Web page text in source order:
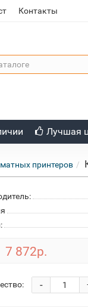
Контакты
Лучшая
принтеров
7 872р.
-